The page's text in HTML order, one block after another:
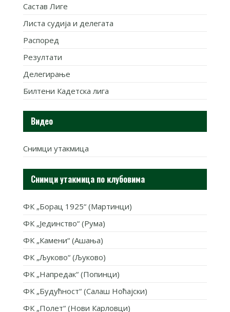
Састав Лиге
Листа судија и делегата
Распоред
Резултати
Делегирање
Билтени Кадетска лига
Видео
Снимци утакмица
Снимци утакмица по клубовима
ФК „Борац 1925“ (Мартинци)
ФК „Јединство“ (Рума)
ФК „Камени“ (Ашања)
ФК „Љуково“ (Љуково)
ФК „Напредак“ (Попинци)
ФК „Будућност“ (Салаш Ноћајски)
ФК „Полет“ (Нови Карловци)